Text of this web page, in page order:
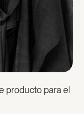
producto para el